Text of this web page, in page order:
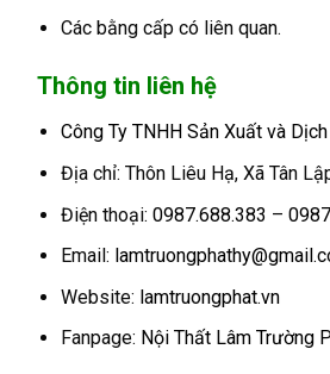
Các bằng cấp có liên quan.
Thông tin liên hệ
Công Ty TNHH Sản Xuất và
Địa chỉ: Thôn Liêu Hạ, Xã Tân
Điện thoại:0987.688.383 –
Email:
Website: lamtruongphat.vn
Fanpage: Nội Thất Lâm Trường